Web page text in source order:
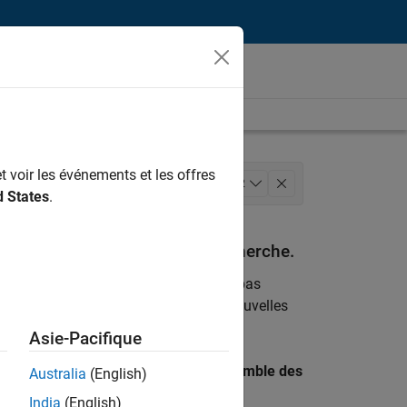
Finances et opérations 2
à vos critères de recherche.
. Si malgré tout vous ne trouvez pas
pour vous tenir au courant des nouvelles
par lieu pour trouver l’ensemble des
voir les événements et les offres
States.
Asie-Pacifique
Australia (English)
India (English)